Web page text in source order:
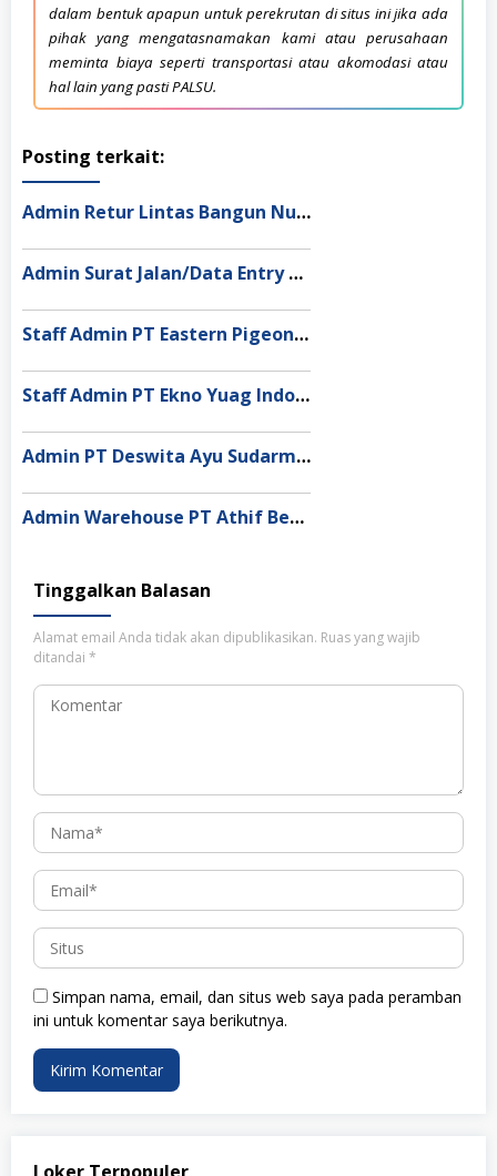
dalam bentuk apapun untuk perekrutan di situs ini jika ada
pihak yang mengatasnamakan kami atau perusahaan
meminta biaya seperti transportasi atau akomodasi atau
hal lain yang pasti PALSU.
Posting terkait:
Admin Retur Lintas Bangun Nusantara Jakarta Utara
Admin Surat Jalan/Data Entry Lintas Bangun Nusantara Semarang
Staff Admin PT Eastern Pigeon Industry Deli Serdang
Staff Admin PT Ekno Yuag Indonesia Bekasi
Admin PT Deswita Ayu Sudarmala Denpasar
Admin Warehouse PT Athif Berkah Indonesia Pekanbaru
Tinggalkan Balasan
Alamat email Anda tidak akan dipublikasikan. Ruas yang wajib
ditandai *
Simpan nama, email, dan situs web saya pada peramban
ini untuk komentar saya berikutnya.